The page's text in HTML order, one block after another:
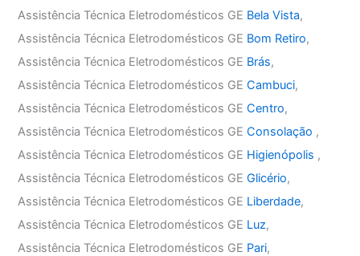
Assistência Técnica Eletrodomésticos GE Bela Vista,
Assistência Técnica Eletrodomésticos GE Bom Retiro,
Assistência Técnica Eletrodomésticos GE Brás,
Assistência Técnica Eletrodomésticos GECambuci,
Assistência Técnica Eletrodomésticos GECentro,
Assistência Técnica Eletrodomésticos GEConsolação ,
Assistência Técnica Eletrodomésticos GE Higienópolis ,
Assistência Técnica Eletrodomésticos GEGlicério,
Assistência Técnica Eletrodomésticos GE Liberdade,
Assistência Técnica Eletrodomésticos GE Luz,
Assistência Técnica Eletrodomésticos GE Pari,